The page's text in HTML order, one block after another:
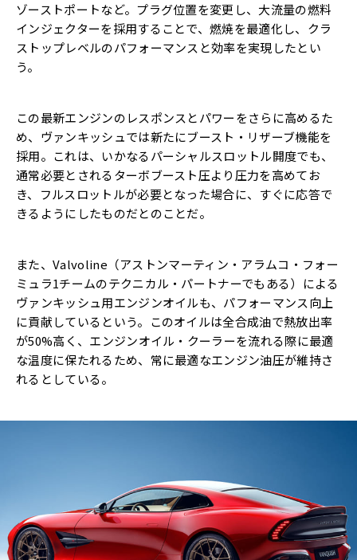
ゾーストポートなど。プラグ位置を変更し、大流量の燃料
インジェクターを採用することで、燃焼を最適化し、クラ
ストップレベルのパフォーマンスと効率を実現したとい
う。
この最新エンジンのレスポンスとパワーをさらに高めるた
め、ヴァンキッシュでは新たにブースト・リザーブ機能を
採用。これは、いかなるパーシャルスロットル開度でも、
通常必要とされるターボブースト圧より圧力を高めてお
き、フルスロットルが必要となった場合に、すぐに応答で
きるようにしたものだとのことだ。
また、Valvoline（アストンマーティン・アラムコ・フォー
ミュラ1チームのテクニカル・パートナーでもある）による
ヴァンキッシュ用エンジンオイルも、パフォーマンス向上
に貢献しているという。このオイルは全合成油で熱放出率
が50%高く、エンジンオイル・クーラーを流れる際に最適
な温度に保たれるため、常に最適なエンジン油圧が維持さ
れるとしている。